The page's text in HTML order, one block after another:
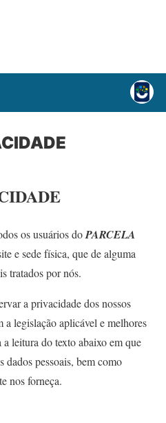
os usuários doPARCELA
e sede física, que de alguma
tratados por nós.
a privacidade dos nossos
legislação aplicável e melhores
leitura do texto abaixo em que
dados pessoais, bem como
nos forneça.